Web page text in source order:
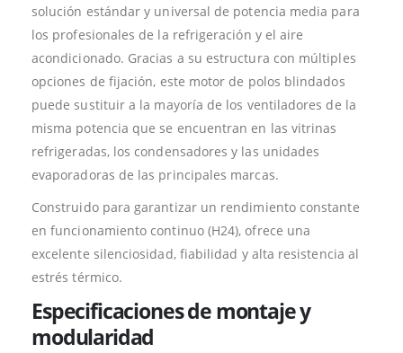
solución estándar y universal de potencia media para
los profesionales de la refrigeración y el aire
acondicionado. Gracias a su estructura con múltiples
opciones de fijación, este motor de polos blindados
puede sustituir a la mayoría de los ventiladores de la
misma potencia que se encuentran en las vitrinas
refrigeradas, los condensadores y las unidades
evaporadoras de las principales marcas.
Construido para garantizar un rendimiento constante
en funcionamiento continuo (H24), ofrece una
excelente silenciosidad, fiabilidad y alta resistencia al
estrés térmico.
Especificaciones de montaje y
modularidad